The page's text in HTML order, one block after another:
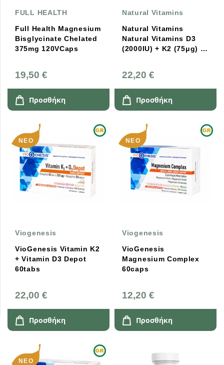
FULL HEALTH
Full Health Magnesium
Bisglycinate Chelated
375mg 120VCaps
19,50 €
Προσθήκη
Natural Vitamins
Natural Vitamins
Natural Vitamins D3
(2000IU) + K2 (75μg) –
22,20 €
Προσθήκη
Viogenesis
VioGenesis Vitamin K2
+ Vitamin D3 Depot
60tabs
22,00 €
ΝΈΟ
Προσθήκη
Viogenesis
VioGenesis
Magnesium Complex
60caps
12,20 €
ΝΈΟ
Προσθήκη
ΝΈΟ